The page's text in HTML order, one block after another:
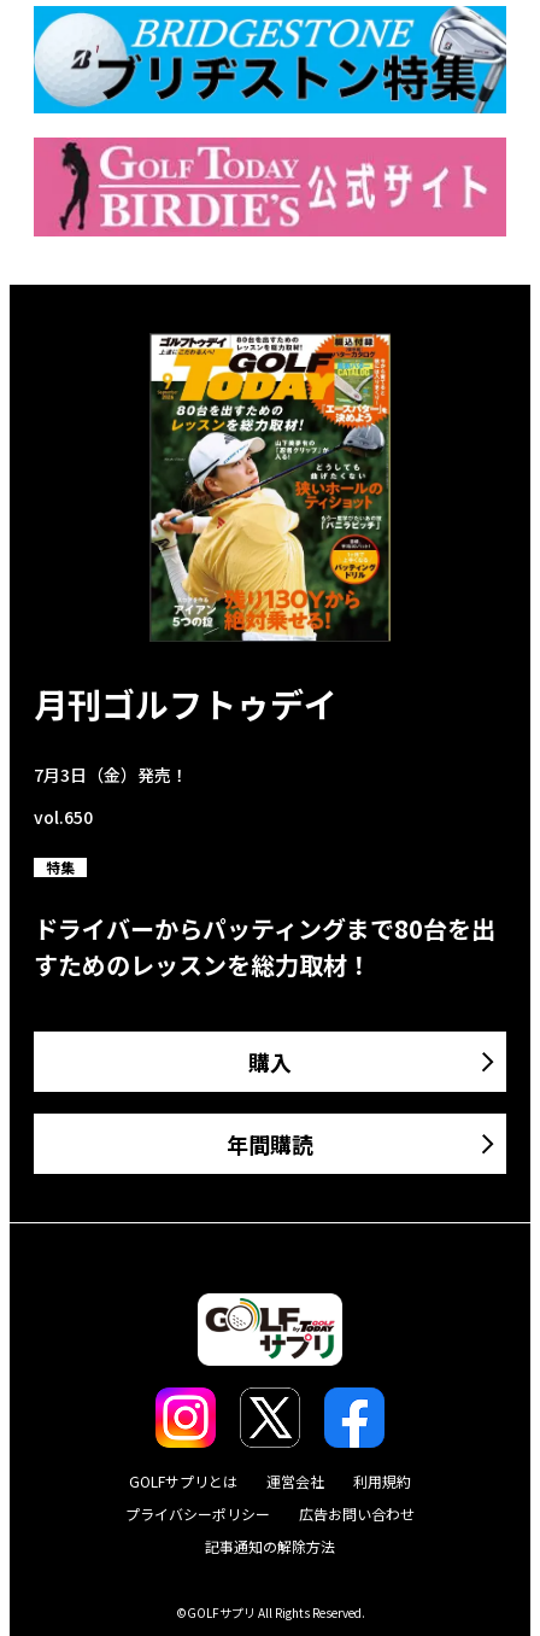
月刊ゴルフトゥデイ
7月3日（金）発売！
vol.650
特集
ドライバーからパッティングまで80台を出
すためのレッスンを総力取材！
購入
年間購読
GOLFサプリとは 運営会社
利用規約
プライバシーポリシー
広告お問い合わせ
記事通知の解除方法
©GOLFサプリ All Rights Reserved.